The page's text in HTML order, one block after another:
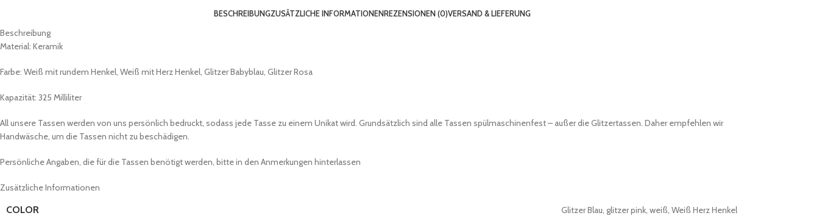
BESCHREIBUNGZUSÄTZLICHE INFORMATIONENREZENSIONEN (0)VERSAND & LIEFERUNG
Beschreibung
Material: Keramik
Farbe: Weiß mit rundem Henkel, Weiß mit Herz Henkel, Glitzer Babyblau, Glitzer Rosa
Kapazität: 325 Milliliter
All unsere Tassen werden von uns persönlich bedruckt, sodass jede Tasse zu einem Unikat wird. Grundsätzlich sind alle Tassen spülmaschinenfest – außer die Glitzertassen. Daher empfehlen wir
Handwäsche, um die Tassen nicht zu beschädigen.
Persönliche Angaben, die für die Tassen benötigt werden, bitte in den Anmerkungen hinterlassen
Zusätzliche Informationen
COLOR Glitzer Blau, glitzer pink, weiß, Weiß Herz Henkel